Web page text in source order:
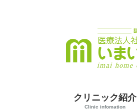
クリニック紹介
Clinic infomation